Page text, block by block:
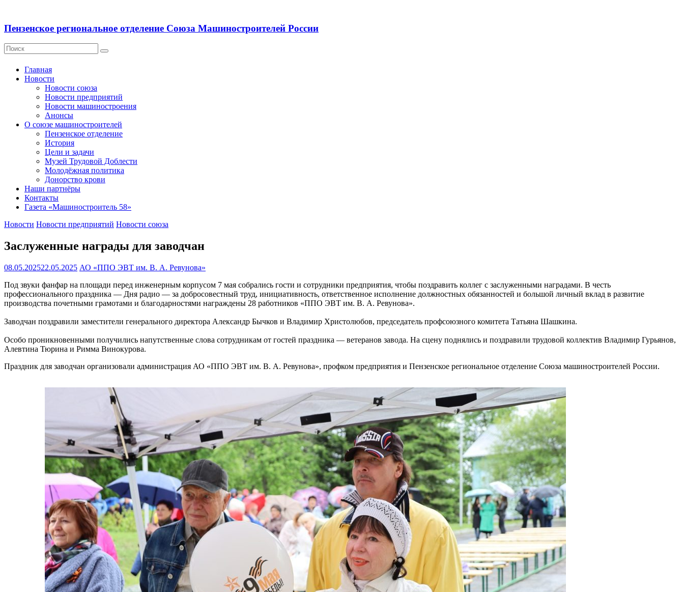
Пензенское региональное отделение Союза Машиностроителей России
Главная
Новости
Новости союза
Новости предприятий
Новости машиностроения
Анонсы
О союзе машиностроителей
Пензенское отделение
История
Цели и задачи
Музей Трудовой Доблести
Молодёжная политика
Донорство крови
Наши партнёры
Контакты
Газета «Машиностроитель 58»
Новости Новости предприятий Новости союза
Заслуженные награды для заводчан
08.05.202522.05.2025 АО «ППО ЭВТ им. В. А. Ревунова»
Под звуки фанфар на площади перед инженерным корпусом 7 мая собрались гости и сотрудники предприятия, чтобы поздравить коллег с заслуженными наградами. В честь
профессионального праздника — Дня радио — за добросовестный труд, инициативность, ответственное исполнение должностных обязанностей и большой личный вклад в развитие
производства почетными грамотами и благодарностями награждены 28 работников «ППО ЭВТ им. В. А. Ревунова».
Заводчан поздравили заместители генерального директора Александр Бычков и Владимир Христолюбов, председатель профсоюзного комитета Татьяна Шашкина.
Особо проникновенными получились напутственные слова сотрудникам от гостей праздника — ветеранов завода. На сцену поднялись и поздравили трудовой коллектив Владимир Гурьянов,
Алевтина Тюрина и Римма Винокурова.
Праздник для заводчан организовали администрация АО «ППО ЭВТ им. В. А. Ревунова», профком предприятия и Пензенское региональное отделение Союза машиностроителей России.